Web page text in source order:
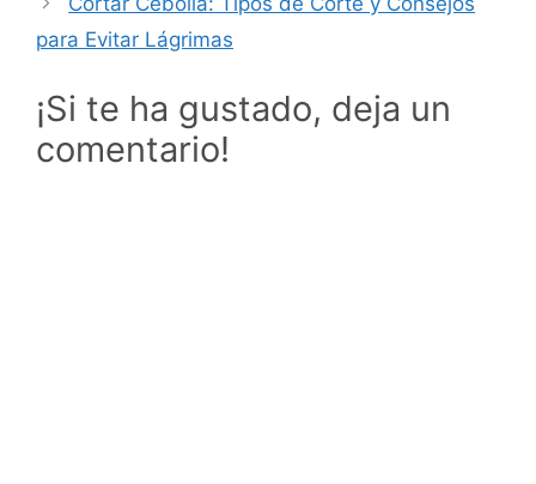
para Evitar Lágrimas
¡Si te ha gustado, deja un
comentario!